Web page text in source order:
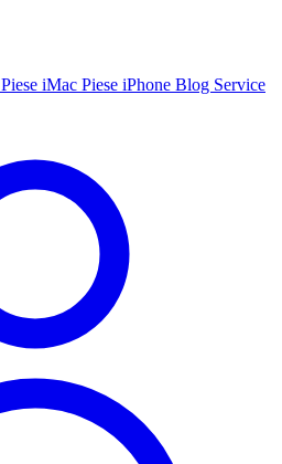
Piese iMac Piese iPhone Blog Service